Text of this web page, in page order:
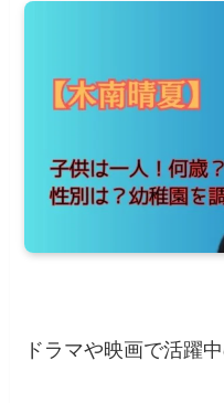
ドラマや映画で活躍